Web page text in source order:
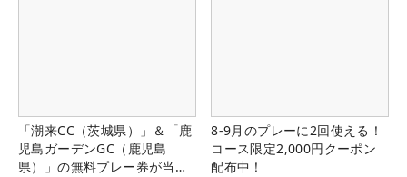
「潮来CC（茨城県）」＆「鹿
児島ガーデンGC（鹿児島
県）」の無料プレー券が当た
8-9月のプレーに2回使える！
コース限定2,000円クーポン
配布中！